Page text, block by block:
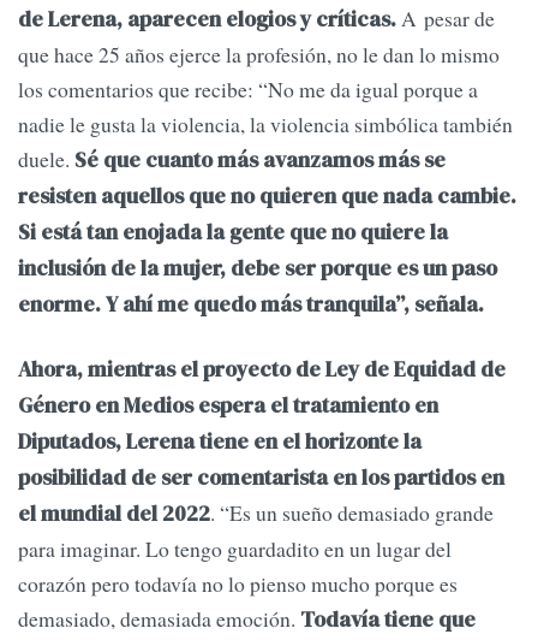
de Lerena, aparecen elogios y críticas.A pesar de
que hace 25 años ejerce la profesión, no le dan lo mismo
los comentarios que recibe: “No me da igual porque a
nadie le gusta la violencia, la violencia simbólica también
duele. Sé que cuanto más avanzamos más se
resisten aquellos que no quieren que nada cambie.
Si está tan enojada la gente que no quiere la
inclusión de la mujer, debe ser porque es un paso
enorme. Y ahí me quedo más tranquila”, señala.
Ahora, mientras el proyecto de Ley de Equidad de
Género en Medios espera el tratamiento en
Diputados, Lerena tiene en el horizonte la
posibilidad de ser comentarista en los partidos en
el mundial del 2022. “Es un sueño demasiado grande
para imaginar. Lo tengo guardadito en un lugar del
corazón pero todavía no lo pienso mucho porque es
demasiado, demasiada emoción. Todavía tiene que